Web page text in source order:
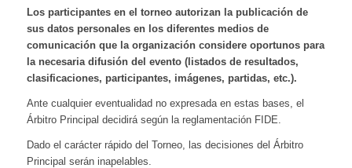
Los participantes en el torneo autorizan la publicación de
sus datos personales en los diferentes medios de
comunicación que la organización considere oportunos para
la necesaria difusión del evento (listados de resultados,
clasificaciones, participantes, imágenes, partidas, etc.).
Ante cualquier eventualidad no expresada en estas bases, el
Árbitro Principal decidirá según la reglamentación FIDE.
Dado el carácter rápido del Torneo, las decisiones del Árbitro
Principal serán inapelables.